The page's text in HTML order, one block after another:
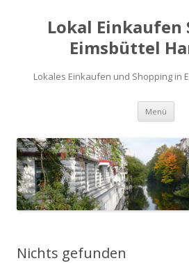
Lokal Einkaufen
Eimsbüttel
Lokales Einkaufen und Shopping in
Menü Zum
Nichts gefunden